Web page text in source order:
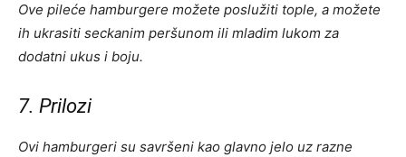
Ove pileće hamburgere možete poslužiti tople, a možete
ih ukrasiti seckanim peršunom ili mladim lukom za
dodatni ukus i boju.
7. Prilozi
Ovi hamburgeri su savršeni kao glavno jelo uz razne